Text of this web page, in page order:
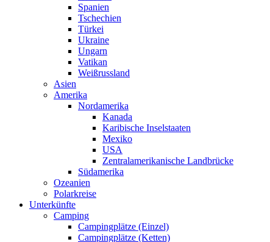
Spanien
Tschechien
Türkei
Ukraine
Ungarn
Vatikan
Weißrussland
Asien
Amerika
Nordamerika
Kanada
Karibische Inselstaaten
Mexiko
USA
Zentralamerikanische Landbrücke
Südamerika
Ozeanien
Polarkreise
Unterkünfte
Camping
Campingplätze (Einzel)
Campingplätze (Ketten)